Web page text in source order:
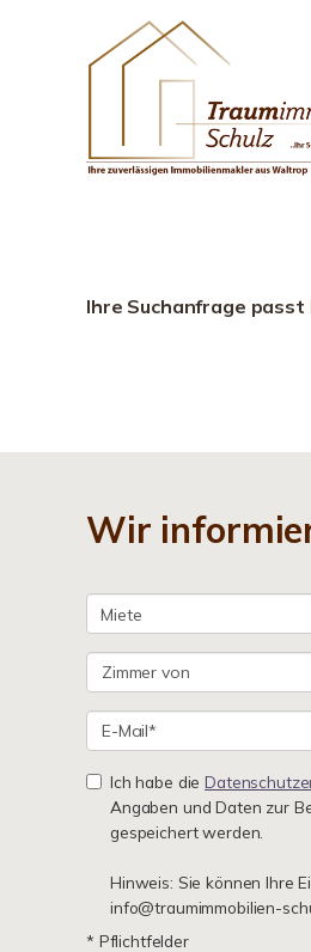
Ihre Suchanfrage
Wir
Ich habe die
Angaben und Daten zur
gespeichert werden.
Hinweis: Sie können Ihre
info@traumimmobilien-
* Pflichtfelder